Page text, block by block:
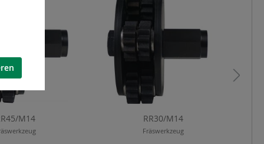
M14 RR30/M14
Fräswerkzeug